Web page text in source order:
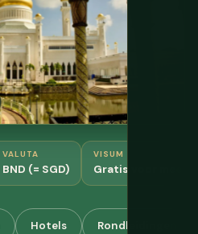
VALUTA
BND (= SGD)
VISUM
Gratis voor
Hotels Rondleidingen &